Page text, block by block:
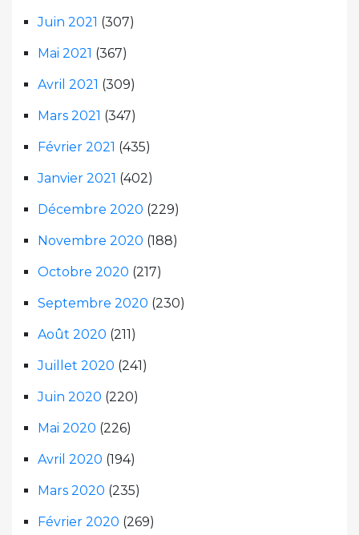
Juin 2021 (307)
Mai 2021 (367)
Avril 2021 (309)
Mars 2021 (347)
Février 2021 (435)
Janvier 2021 (402)
Décembre 2020 (229)
Novembre 2020 (188)
Octobre 2020 (217)
Septembre 2020 (230)
Août 2020 (211)
Juillet 2020 (241)
Juin 2020 (220)
Mai 2020 (226)
Avril 2020 (194)
Mars 2020 (235)
Février 2020 (269)